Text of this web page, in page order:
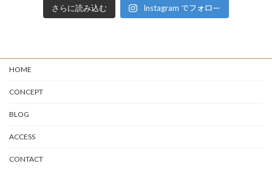
さらに読み込む Instagram でフォロー
HOME
CONCEPT
BLOG
ACCESS
CONTACT